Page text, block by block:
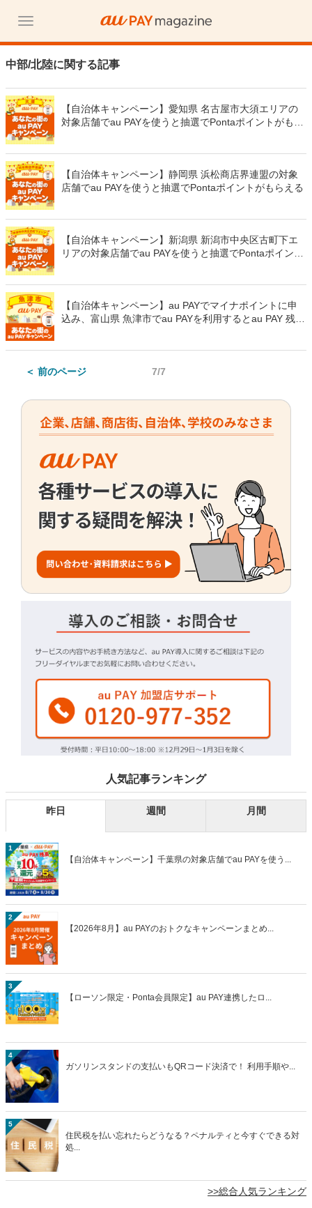
中部/北陸に関する記事
【自治体キャンペーン】愛知県 名古屋市大須エリアの
対象店舗でau PAYを使うと抽選でPontaポイントがもら
【自治体キャンペーン】静岡県 浜松商店界連盟の対象
店舗でau PAYを使うと抽選でPontaポイントがもらえる
【自治体キャンペーン】新潟県 新潟市中央区古町下エ
リアの対象店舗でau PAYを使うと抽選でPontaポイント
【自治体キャンペーン】au PAYでマイナポイントに申
込み、富山県 魚津市でau PAYを利用するとau PAY 残高
＜ 前のページ 7/7
人気記事ランキング
昨日 週間 月間
1
【自治体キャンペーン】千葉県の対象店舗でau PAYを使う...
2
【2026年8月】au PAYのおトクなキャンペーンまとめ...
3
【ローソン限定・Ponta会員限定】au PAY連携したロ...
4
ガソリンスタンドの支払いもQRコード決済で！ 利用手順や...
5
住民税を払い忘れたらどうなる？ペナルティと今すぐできる対
処...
>>総合人気ランキング